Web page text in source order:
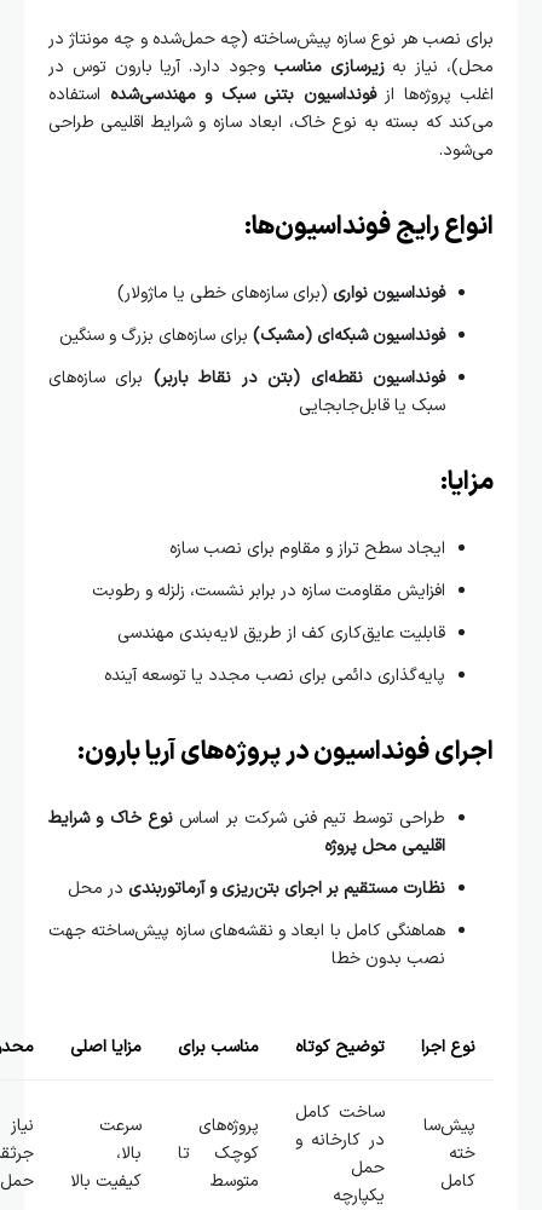
نصب هر نوع سازه پیش‌ساخته (چه حمل‌شده و چه مونتاژ در
نیاز بهزیرسازی مناسبوجود دارد. آریا بارون توس در
پروژه‌ها ازفونداسیون بتنی سبک و مهندسی‌شدهاستفاده
که بسته به نوع خاک، ابعاد سازه و شرایط اقلیمی طراحی
رایج فونداسیون‌ها:
فونداسیون نواری(برای سازه‌های خطی یا ماژولار)
فونداسیون شبکه‌ای (مشبک)برای سازه‌های بزرگ و سنگین
فونداسیون نقطه‌ای (بتن در نقاط باربر)برای سازه‌های
سبک یا قابل‌جابجایی
ایجاد سطح تراز و مقاوم برای نصب سازه
افزایش مقاومت سازه در برابر نشست، زلزله و رطوبت
قابلیت عایق‌کاری کف از طریق لایه‌بندی مهندسی
پایه‌گذاری دائمی برای نصب مجدد یا توسعه آینده
فونداسیون در پروژه‌های آریا بارون:
طراحی توسط تیم فنی شرکت بر اساس نوع خاک و شرایط
اقلیمی محل پروژه
نظارت مستقیم بر اجرای بتن‌ریزی و آرماتوربندیدر محل
هماهنگی کامل با ابعاد و نقشه‌های سازه پیش‌ساخته جهت
نصب بدون خطا
توضیح کوتاه مناسب برای مزایا اصلی محدودیت‌ها
ساخت کامل
در کارخانه و
حمل
یکپارچه
پروژه‌های
کوچک تا
سرعت
بالا،
کیفیت بالا
نیاز به
جرثقیل و
حمل خاص